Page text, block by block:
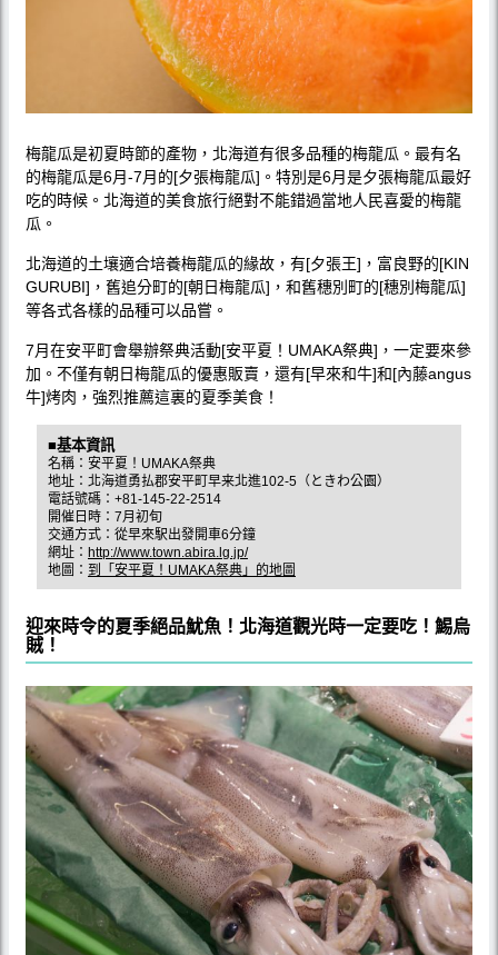
梅龍瓜是初夏時節的產物，北海道有很多品種的梅龍瓜。最有名
的梅龍瓜是6月-7月的[夕張梅龍瓜]。特別是6月是夕張梅龍瓜最好
吃的時候。北海道的美食旅行絕對不能錯過當地人民喜愛的梅龍
瓜。
北海道的土壤適合培養梅龍瓜的緣故，有[夕張王]，富良野的[KIN
GURUBI]，舊追分町的[朝日梅龍瓜]，和舊穗別町的[穗別梅龍瓜]
等各式各樣的品種可以品嘗。
7月在安平町會舉辦祭典活動[安平夏！UMAKA祭典]，一定要來參
加。不僅有朝日梅龍瓜的優惠販賣，還有[早來和牛]和[內藤angus
牛]烤肉，強烈推薦這裏的夏季美食！
■基本資訊
名稱：安平夏！UMAKA祭典
地址：北海道勇払郡安平町早来北進102-5（ときわ公園）
電話號碼：+81-145-22-2514
開催日時：7月初旬
交通方式：從早來駅出發開車6分鐘
網址： http://www.town.abira.lg.jp/
地圖： 到「安平夏！UMAKA祭典」的地圖
迎來時令的夏季絕品魷魚！北海道觀光時一定要吃！鯣烏
賊！